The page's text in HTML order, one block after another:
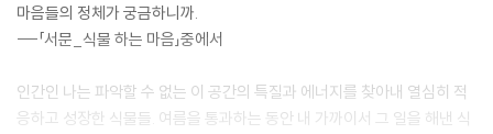
마음들의 정체가 궁금하니까.
---「서문_식물 하는 마음」중에서
인간인 나는 파악할 수 없는 이 공간의 특질과 에너지를 찾아내 열심히 적
응하고 성장한 식물들. 여름을 통과하는 동안 내 가까이서 그 일을 해낸 식